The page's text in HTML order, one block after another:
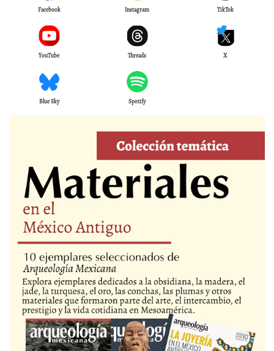
Facebook Instagram TikTok
YouTube Threads X
Blue Sky Spotify